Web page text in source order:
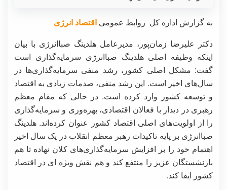
به گزارش اداره کل روابط عمومی اقتصاد انرژی
دکتر علیرضا زمان‌پور، مدیرعامل هلدینگ صباانرژی با بیان
اینکه وظیفه اصلی هلدینگ صباانرژی سرمایه‌گذاری است
گفت: مشکل اصلی کشور، رشد منفی سرمایه‌گذاری‌ها در
سال‌های اخیر است. این رشد منفی، صدمات زیادی به اقتصاد
و توسعه کشور وارد کرده است. در حالی که مقام معظم
رهبری در دیدار با فعالان اقتصادی، بهره‌وری و سرمایه‌گذاری
را از اولویت‌های اصلی اقتصاد کشور عنوان کرده‌اند. هلدینگ
صباانرژی بر پایه تاکیدات رهبر معظم انقلاب در یک سال اخیر
اهتمام خود را بر افزایش سرمایه‌گذاری‌های کلان نهاده تا هم
بازنشستگان عزیز را منتفع کند و هم نقش ویژه ای در اقتصاد
کشور ایفا کند.